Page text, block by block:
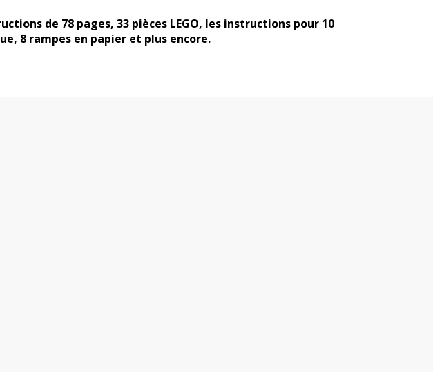
de 78 pages, 33 pièces LEGO, les instructions pour 10
8 rampes en papier et plus encore.